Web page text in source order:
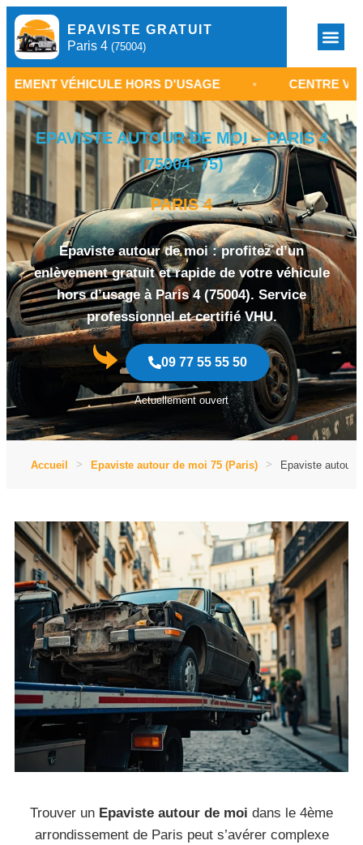
EPAVISTE GRATUIT
Paris 4 (75004)
HORS D'USAGE • CENTRE VHU PARIS 4
EPAVISTE AUTOUR DE MOI – PARIS 4
(75004, 75)
PARIS 4
Epaviste autour de moi : profitez d’un
enlèvement gratuit et rapide de votre véhicule
hors d’usage à Paris 4 (75004). Service
professionnel et certifié VHU.
09 77 55 55 50
Actuellement ouvert
Accueil Epaviste autour de moi 75 (Paris) Epaviste autour
Trouver un Epaviste autour de moi dans le 4ème
arrondissement de Paris peut s’avérer complexe